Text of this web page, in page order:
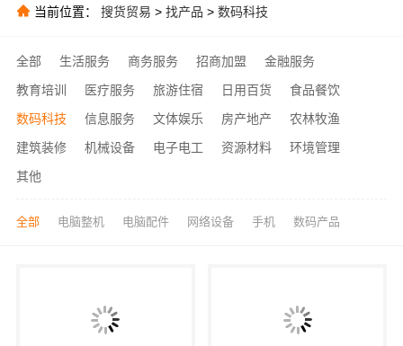
当前位置： 搜货贸易 > 找产品 > 数码科技
全部 生活服务 商务服务 招商加盟
金融服务
教育培训
医疗服务 旅游住宿 日用百货
食品餐饮
数码科技
信息服务 文体娱乐 房产地产
农林牧渔
建筑装修
机械设备 电子电工 资源材料
环境管理
其他
全部 电脑整机 电脑配件 网络设备 手机 数码产品